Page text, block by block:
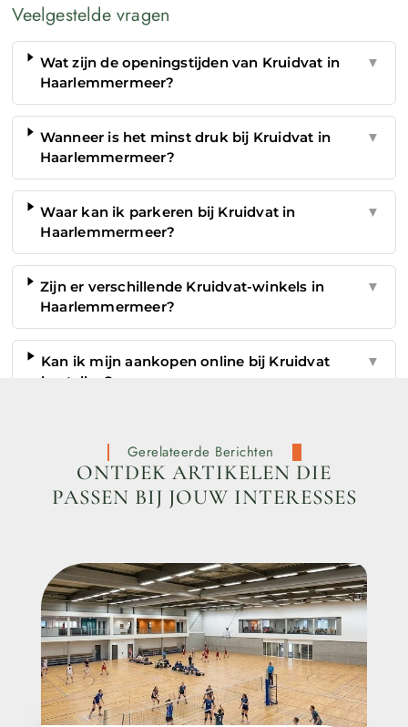
Veelgestelde vragen
Wat zijn de openingstijden van Kruidvat in
Haarlemmermeer?
▼
Wanneer is het minst druk bij Kruidvat in
Haarlemmermeer?
▼
Waar kan ik parkeren bij Kruidvat in
Haarlemmermeer?
▼
Zijn er verschillende Kruidvat-winkels in
Haarlemmermeer?
▼
Kan ik mijn aankopen online bij Kruidvat
bestellen?
▼
Gerelateerde Berichten
ONTDEK ARTIKELEN DIE
PASSEN BIJ JOUW INTERESSES